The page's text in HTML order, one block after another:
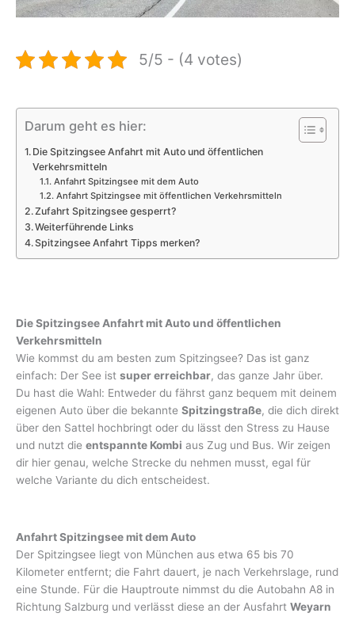
5/5 - (4 votes)
Darum geht es hier:
Die Spitzingsee Anfahrt mit Auto und öffentlichen
Verkehrsmitteln
Anfahrt Spitzingsee mit dem Auto
Anfahrt Spitzingsee mit öffentlichen Verkehrsmitteln
Zufahrt Spitzingsee gesperrt?
Weiterführende Links
Spitzingsee Anfahrt Tipps merken?
Die Spitzingsee Anfahrt mit Auto und öffentlichen
Verkehrsmitteln
Wie kommst du am besten zum Spitzingsee? Das ist ganz
einfach: Der See ist super erreichbar, das ganze Jahr über.
Du hast die Wahl: Entweder du fährst ganz bequem mit deinem
eigenen Auto über die bekannte Spitzingstraße, die dich direkt
über den Sattel hochbringt oder du lässt den Stress zu Hause
und nutzt die entspannte Kombi aus Zug und Bus. Wir zeigen
dir hier genau, welche Strecke du nehmen musst, egal für
welche Variante du dich entscheidest.
Anfahrt Spitzingsee mit dem Auto
Der Spitzingsee liegt von München aus etwa 65 bis 70
Kilometer entfernt; die Fahrt dauert, je nach Verkehrslage, rund
eine Stunde. Für die Hauptroute nimmst du die Autobahn A8 in
Richtung Salzburg und verlässt diese an der Ausfahrt Weyarn